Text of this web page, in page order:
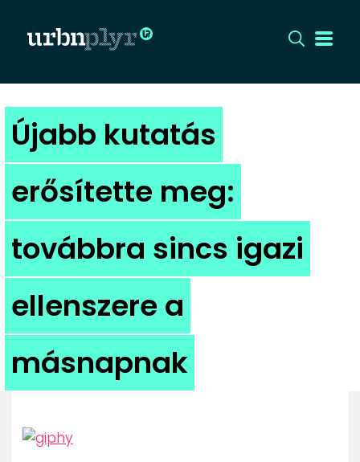
CÍMLAP
DIZÁJN
DIVAT
HIP
KULT
UTCA
ZENE
Újabb kutatás
erősítette meg:
továbbra sincs igazi
ellenszere a
másnapnak